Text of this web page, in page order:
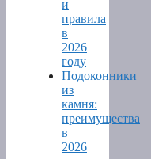
и
правила
в
2026
году
Подоконники
из
камня:
преимущества
в
2026